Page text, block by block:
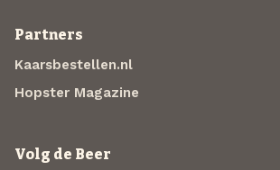
Partners
Kaarsbestellen.nl
Hopster Magazine
Volg de Beer